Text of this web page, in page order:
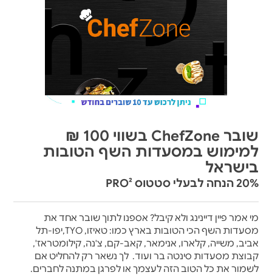
שובר ChefZone בשווי 100 ₪
למימוש במסעדות השף הטובות
בישראל
20% הנחה לבעלי סטטוס PRO²
מי אמר פיין דיינינג ולא קיבל? אספנו לתוך שובר אחד את
מסעדות השף הכי הטובות בארץ כמו: טאיזו, TYO,יפו-תל
אביב, משייה, קלארו, אנימאר, קאב-קם, צ'נה, קילומטראז',
קבוצת מסעדות סינטה בר ועוד. לך נשאר רק להחליט אם
לשמור את כל הטוב הזה לעצמך או לפרגן במתנה לחברים.